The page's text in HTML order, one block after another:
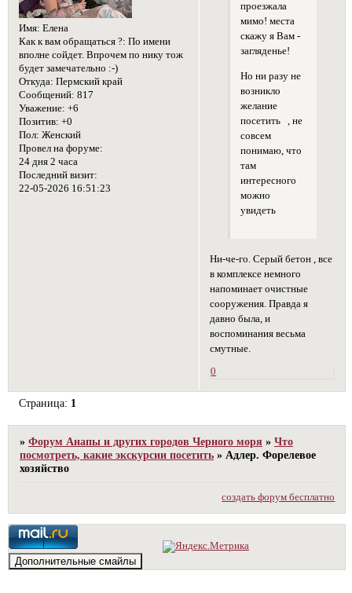
Имя: Елена
Как к вам обращаться ?: По имени
вполне сойдет. Впрочем по нику тож
будет замечательно :-)
Откуда: Пермский край
Сообщений: 817
Уважение: +6
Позитив: +0
Пол: Женский
Провел на форуме:
24 дня 2 часа
Последний визит:
22-05-2026 16:51:23
проезжала
мимо! места
скажу я Вам -
загляденье!
Но ни разу не
возникло
желание
посетить , не
совсем
понимаю, что
там
интересного
можно
увидеть
Ни-че-го. Серый бетон , все
в комплексе немного
напоминает очистные
сооружения. Правда я
давно была, и
воспоминания весьма
смутные.
0
Страница: 1
»Форум Анапы и других городов Черного моря »Что
посмотреть, какие экскурсии посетить » Адлер. Форелевое
хозяйство
создать форум бесплатно